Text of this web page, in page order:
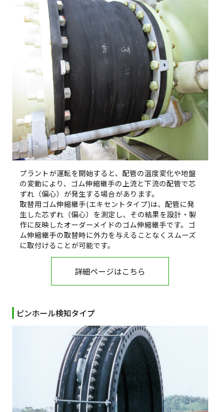
プラントが運転を開始すると、配管の温度変化や地盤
の変動により、ゴム伸縮継手の上流と下流の配管で芯
ずれ（偏心）が発生する場合があります。
取替用ゴム伸縮継手(エキセントタイプ)は、配管に発
生した芯ずれ（偏心）を測定し、その結果を設計・製
作に反映したオーダーメイドのゴム伸縮継手です。ゴ
ム伸縮継手の取替時に外力を与えることなくスムーズ
に取付けることが可能です。
詳細ページはこちら
ピンホール検知タイプ